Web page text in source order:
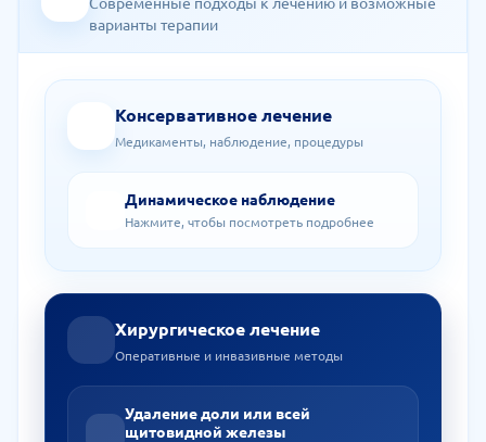
варианты терапии
Консервативное лечение
Медикаменты, наблюдение, процедуры
Динамическое наблюдение
Нажмите, чтобы посмотреть подробнее
Хирургическое лечение
Оперативные и инвазивные методы
Удаление доли или всей
щитовидной железы